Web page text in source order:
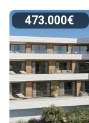
473.000€